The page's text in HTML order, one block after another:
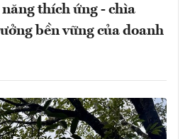
thích ứng - chìa
bền vững của doanh